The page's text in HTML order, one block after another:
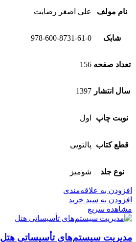
نام مولف علی اصغر رضایت
شابک 978-600-8731-61-0
تعداد صفحه 156
سال انتشار 1397
نوبت چاپ اول
قطع کتاب پالتویی
نوع جلد شومیز
افزودن به علاقه‌مندی
افزودن به سبد خرید
مشاهده سریع
مدیریت سیستم‌‌های تأسیساتی هتل